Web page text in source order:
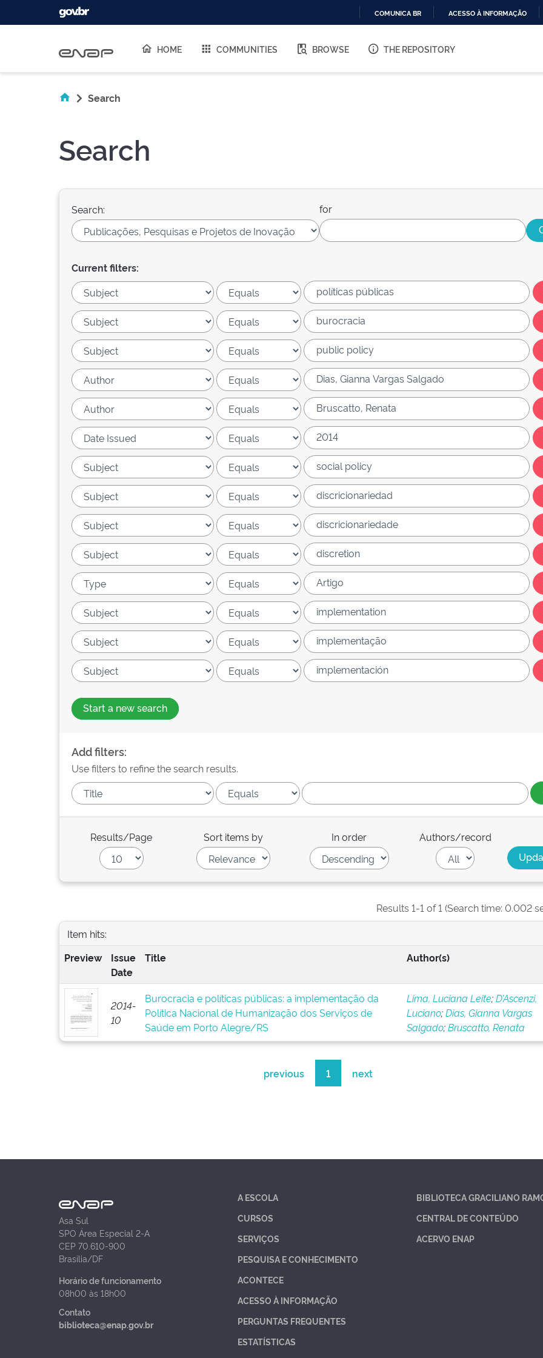
O
COMUNICA BR ACESSO À INFORMAÇÃO
HOME COMMUNITIES BROWSE THE REPOSITORY
Search
Search
Search: for
Current filters:
Start a new search
Add filters:
Use filters to refine the search results.
Results/Page Sort items by In order Authors/record
Results 1-1 of 1 (Search time: 0.002
Item hits:
Preview
Issue
Date
Title Author(s)
2014-
10
Burocracia e políticas públicas: a implementação da
Política Nacional de Humanização dos Serviços de
Saúde em Porto Alegre/RS
Lima, Luciana Leite;D’Ascenzi,
Luciano;Dias, Gianna Vargas
Salgado;Bruscatto, Renata
previous 1 next
Asa Sul
SPO Área Especial 2-A
CEP 70.610-900
Brasília/DF
Horário de funcionamento
08h00 às 18h00
Contato
biblioteca@enap.gov.br
A ESCOLA
CURSOS
SERVIÇOS
PESQUISA E CONHECIMENTO
ACONTECE
ACESSO À INFORMAÇÃO
PERGUNTAS FREQUENTES
ESTATÍSTICAS
BIBLIOTECA GRACILIANO
CENTRAL DE CONTEÚDO
ACERVO ENAP